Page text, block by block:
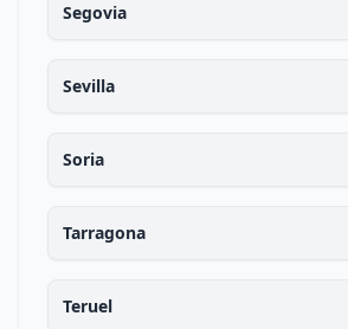
Segovia
Sevilla
Soria
Tarragona
Teruel